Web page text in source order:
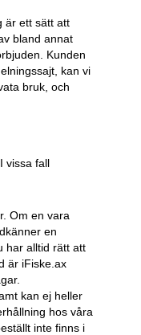
är ett sätt att
bland annat
Kunden
kan vi
bruk, och
vissa fall
Om en vara
en
har alltid rätt att
är iFiske.ax
kan ej heller
hos våra
inte finns i